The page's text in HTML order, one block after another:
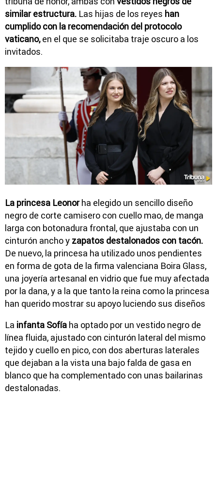
similar estructura. Las hijas de los reyes han
cumplido con la recomendación del protocolo
vaticano,en el que se solicitaba traje oscuro a los
invitados.
La princesa Leonorha elegido un sencillo diseño
negro de corte camisero con cuello mao, de manga
larga con botonadura frontal, que ajustaba con un
cinturón ancho y zapatos destalonados con tacón.
De nuevo, la princesa ha utilizado unos pendientes
en forma de gota de la firma valenciana Boira Glass,
una joyería artesanal en vidrio que fue muy afectada
por la dana, y a la que tanto la reina como la princesa
han querido mostrar su apoyo luciendo sus diseños
La infanta Sofía ha optado por un vestido negro de
línea fluida, ajustado con cinturón lateral del mismo
tejido y cuello en pico, con dos aberturas laterales
que dejaban a la vista una bajo falda de gasa en
blanco que ha complementado con unas bailarinas
destalonadas.